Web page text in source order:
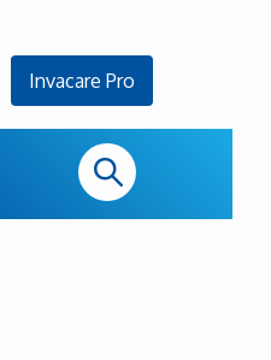
Invacare Pro